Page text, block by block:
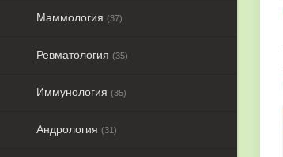
Маммология (37)
Ревматология (35)
Иммунология (35)
Андрология (31)